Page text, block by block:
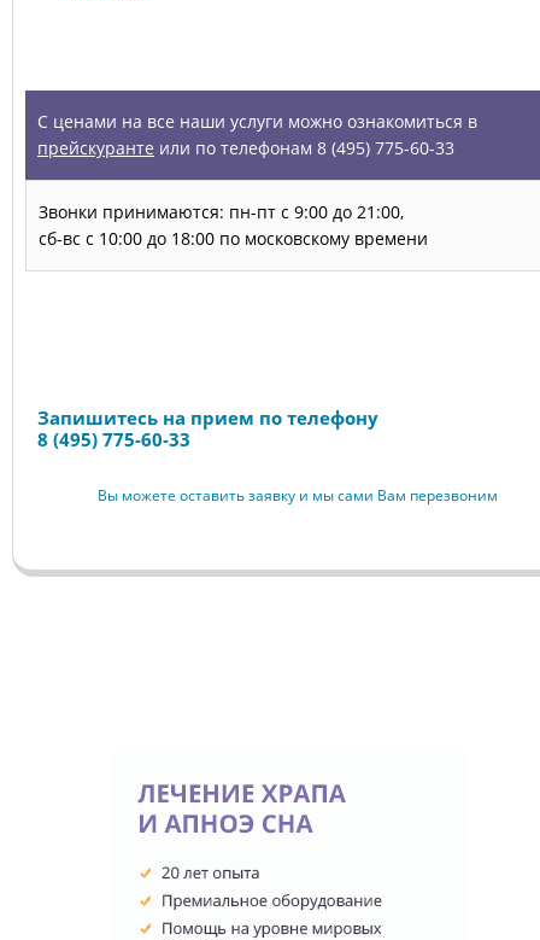
С ценами на все наши услуги можно ознакомиться в
прейскуранте или по телефонам 8 (495) 775-60-33
Звонки принимаются: пн-пт с 9:00 до 21:00,
сб-вс с 10:00 до 18:00 по московскому времени
Запишитесь на прием по телефону
8 (495) 775-60-33
Вы можете оставить заявку и мы сами Вам перезвоним